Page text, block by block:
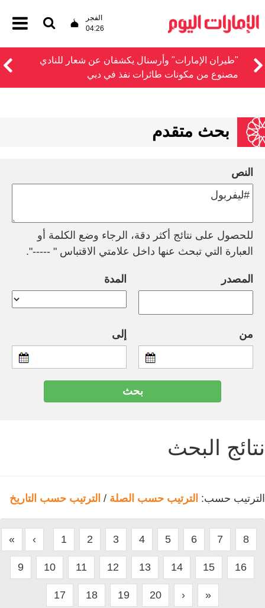
الفجر
04:26
"طيران الإمارات" وأرسنال يكشفان عن شعار للنادي
مصنوع من مكونات طائرات نفذ في دبي
بحث متقدم
النص
للحصول على نتائج أكثر دقة، الرجاء وضع الكلمة أو
العبارة التي تبحث عنها داخل علامتي الاقتباس " -----".
المصدر المدة
من إلى
نتائج البحث
الترتيب حسب: الترتيب حسب الصلة / الترتيب حسب التاريخ
« ‹ 1 2 3 4 5 6 7 8
9 10 11 12 13 14 15 16
17 18 19 20 › »